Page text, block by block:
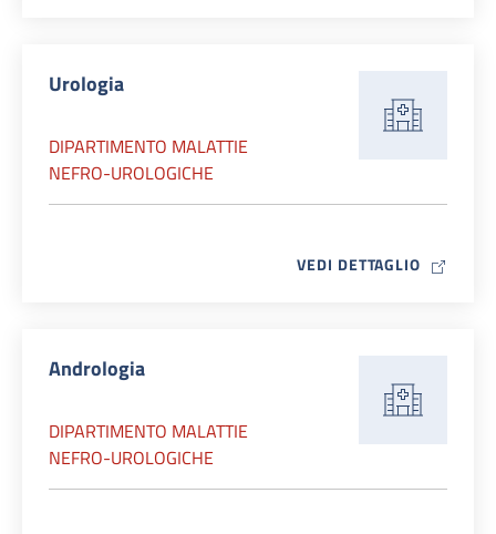
Urologia
DIPARTIMENTO MALATTIE
NEFRO-UROLOGICHE
VEDI DETTAGLIO MAP ICON
Andrologia
DIPARTIMENTO MALATTIE
NEFRO-UROLOGICHE